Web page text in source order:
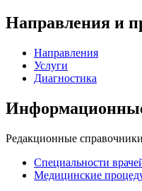
Направления и
Направления
Услуги
Диагностика
Редакционные справочники
Специальности
Медицинские